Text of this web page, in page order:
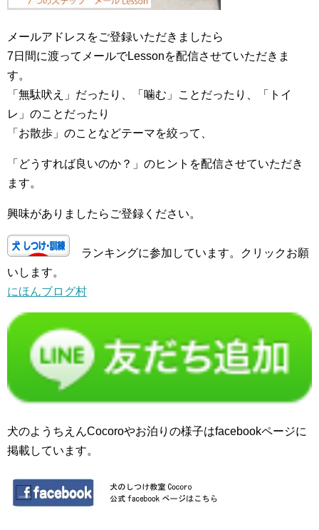
メールアドレスをご登録いただきましたら
7日間に渡ってメールでLessonを配信させていただきま
す。
「無駄吠え」だったり、「噛む」ことだったり、「トイ
レ」のことだったり
「お散歩」のことなどテーマを絞って、
「どうすれば良いのか？」のヒントを配信させていただき
ます。
興味がありましたらご登録ください。
ランキングに参加しています。クリックお願
いします。
にほんブログ村
犬のようちえんCocoroやお泊りの様子はfacebookページに
掲載しています。